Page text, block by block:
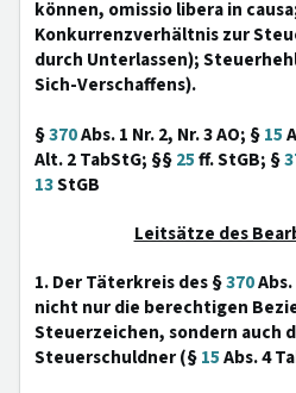
können, omissio libera in
Konkurrenzverhältnis zur
durch Unterlassen);
Sich-Verschaffens).
§370Abs. 1 Nr. 2, Nr. 3 AO; §15
Alt. 2 TabStG; §§25ff. StGB; §
13StGB
Leitsätze des
1. Der Täterkreis des §370
nicht nur die berechtigen
Steuerzeichen, sondern auch
Steuerschuldner (§15Abs. 4